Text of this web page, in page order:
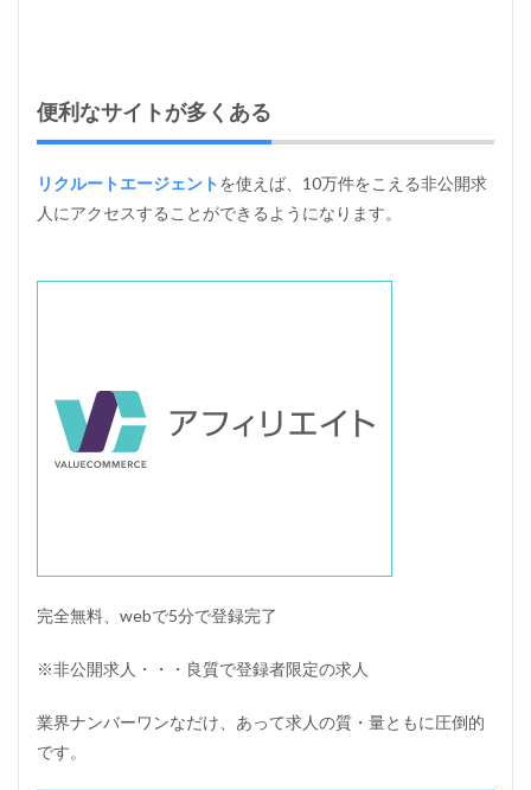
便利なサイトが多くある
リクルートエージェントを使えば、10万件をこえる非公開求
人にアクセスすることができるようになります。
完全無料、webで5分で登録完了
※非公開求人・・・良質で登録者限定の求人
業界ナンバーワンなだけ、あって求人の質・量ともに圧倒的
です。